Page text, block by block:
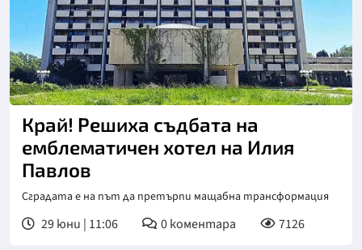
Край! Решиха съдбата на
емблематичен хотел на Илия
Павлов
Сградата е на път да претърпи мащабна трансформация
29 юни | 11:06 0коментара 7126